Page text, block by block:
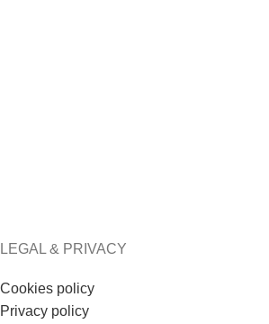
LEGAL & PRIVACY
Cookies policy
Privacy policy